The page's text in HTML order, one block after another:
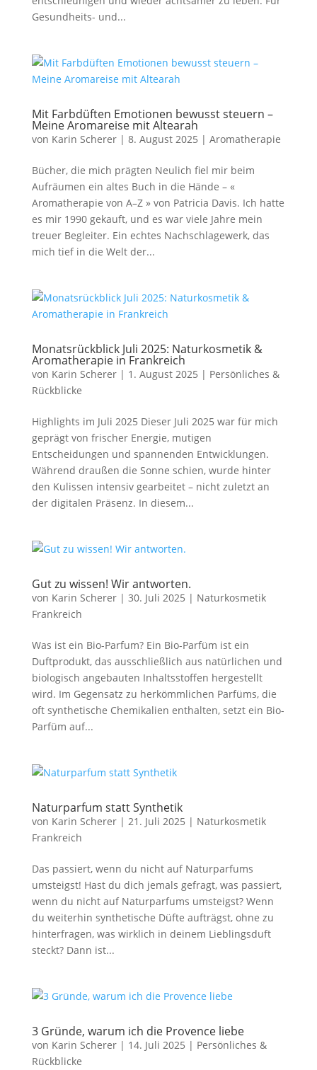
Gesundheits- und...
Mit Farbdüften Emotionen bewusst steuern –
Meine Aromareise mit Altearah
von Karin Scherer| 8. August 2025 | Aromatherapie
Bücher, die mich prägten Neulich fiel mir beim
Aufräumen ein altes Buch in die Hände – «
Aromatherapie von A–Z » von Patricia Davis. Ich hatte
es mir 1990 gekauft, und es war viele Jahre mein
treuer Begleiter. Ein echtes Nachschlagewerk, das
mich tief in die Welt der...
Monatsrückblick Juli 2025: Naturkosmetik &
Aromatherapie in Frankreich
von Karin Scherer| 1. August 2025 | Persönliches &
Rückblicke
Highlights im Juli 2025 Dieser Juli 2025 war für mich
geprägt von frischer Energie, mutigen
Entscheidungen und spannenden Entwicklungen.
Während draußen die Sonne schien, wurde hinter
den Kulissen intensiv gearbeitet – nicht zuletzt an
der digitalen Präsenz. In diesem...
Gut zu wissen! Wir antworten.
von Karin Scherer| 30. Juli 2025 | Naturkosmetik
Frankreich
Was ist ein Bio-Parfum? Ein Bio-Parfüm ist ein
Duftprodukt, das ausschließlich aus natürlichen und
biologisch angebauten Inhaltsstoffen hergestellt
wird. Im Gegensatz zu herkömmlichen Parfüms, die
oft synthetische Chemikalien enthalten, setzt ein Bio-
Parfüm auf...
Naturparfum statt Synthetik
von Karin Scherer| 21. Juli 2025 | Naturkosmetik
Frankreich
Das passiert, wenn du nicht auf Naturparfums
umsteigst! Hast du dich jemals gefragt, was passiert,
wenn du nicht auf Naturparfums umsteigst? Wenn
du weiterhin synthetische Düfte aufträgst, ohne zu
hinterfragen, was wirklich in deinem Lieblingsduft
steckt? Dann ist...
3 Gründe, warum ich die Provence liebe
von Karin Scherer| 14. Juli 2025 | Persönliches &
Rückblicke